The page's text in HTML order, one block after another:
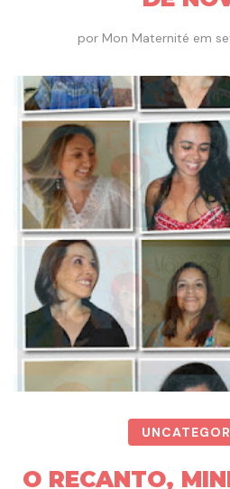
por Mon Maternité em
O RECANTO,